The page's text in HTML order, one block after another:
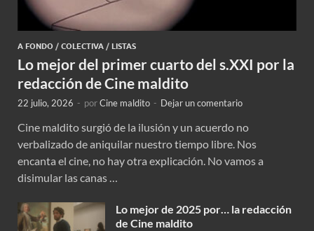
A FONDO / COLECTIVA / LISTAS
Lo mejor del primer cuarto del s.XXI por la
redacción de Cine maldito
22 julio, 2026 - porCine maldito - Dejar un comentario
Cine maldito surgió de la ilusión y un acuerdo no
verbalizado de aniquilar nuestro tiempo libre. Nos
encanta el cine, no hay otra explicación. No vamos a
disimular las canas …
Lo mejor de 2025 por… la redacción
de Cine maldito